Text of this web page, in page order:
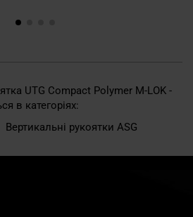
UTG Compact Polymer M-LOK -
в категоріях:
Вертикальні рукоятки ASG